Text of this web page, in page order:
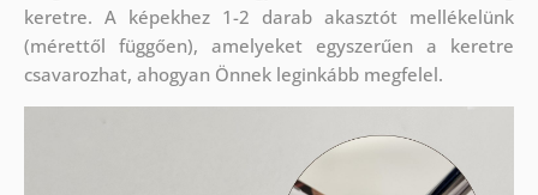
keretre. A képekhez 1-2 darab akasztót mellékelünk
(mérettől függően), amelyeket egyszerűen a keretre
csavarozhat, ahogyan Önnek leginkább megfelel.